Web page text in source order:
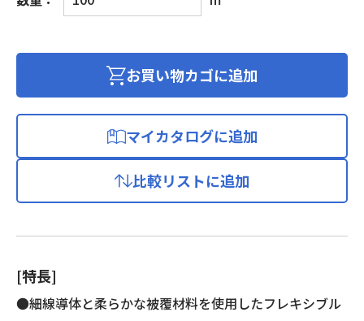
ニ
キ
丸
コ
お買い物カゴに追加
マイカタログに追加
比較リストに追加
[特長]
●細線導体と柔らかな被覆材料を使用したフレキシブル